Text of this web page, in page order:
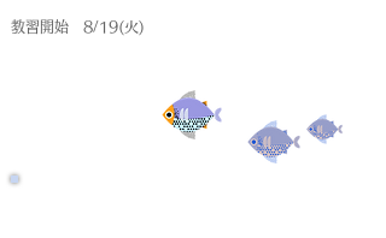
教習開始 8/19(火)